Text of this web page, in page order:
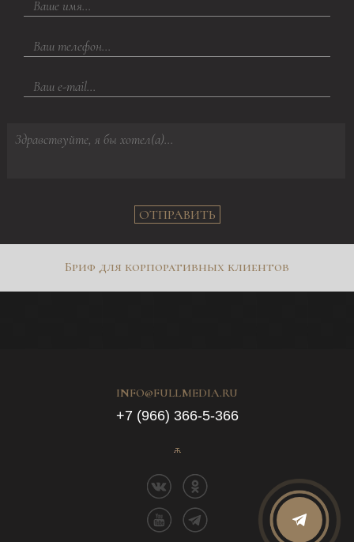
ОТПРАВИТЬ
Бриф для корпоративных клиентов
INFO@FULLMEDIA.RU
+7 (966) 366-5-366